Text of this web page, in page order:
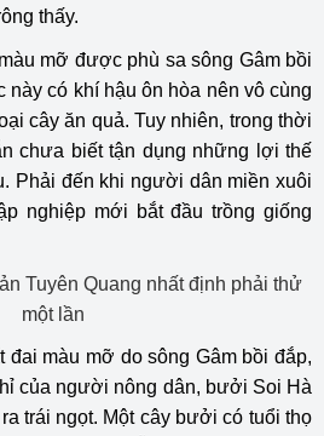
thấy.
mỡ được phù sa sông Gâm bồi
này có khí hậu ôn hòa nên vô cùng
cây ăn quả. Tuy nhiên, trong thời
chưa biết tận dụng những lợi thế
Phải đến khi người dân miền xuôi
nghiệp mới bắt đầu trồng giống
đai màu mỡ do sông Gâm bồi đắp,
của người nông dân, bưởi Soi Hà
trái ngọt. Một cây bưởi có tuổi thọ